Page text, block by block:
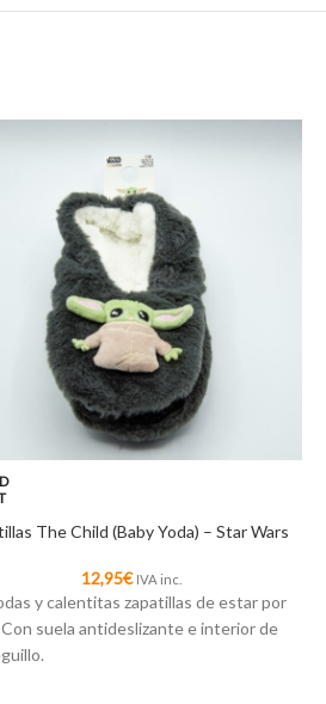
The Child (Baby Yoda) – Star Wars
12,95€ IVA inc.
y calentitas zapatillas de estar por
Con suela antideslizante e interior de